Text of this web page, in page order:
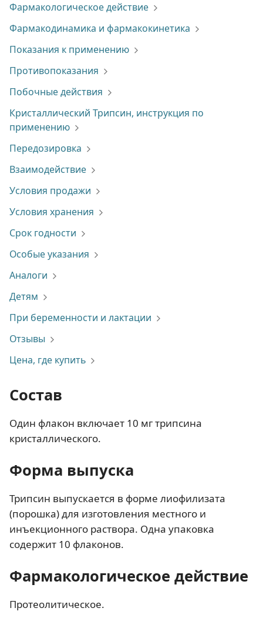
Фармакологическое действие
Фармакодинамика и фармакокинетика
Показания к применению
Противопоказания
Побочные действия
Кристаллический Трипсин, инструкция по
применению
Передозировка
Взаимодействие
Условия продажи
Условия хранения
Срок годности
Особые указания
Аналоги
Детям
При беременности и лактации
Отзывы
Цена, где купить
Состав
Один флакон включает 10 мг трипсина
кристаллического.
Форма выпуска
Трипсин выпускается в форме лиофилизата
(порошка) для изготовления местного и
инъекционного раствора. Одна упаковка
содержит 10 флаконов.
Фармакологическое действие
Протеолитическое.